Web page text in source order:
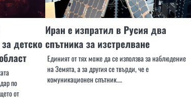
детско
по
от
Иран е изпратил в Русия два
спътника за изстрелване
Единият от тях може да се използва за наблюдение
на Земята, а за другия се твърди, че е
комуникационен спътник.…